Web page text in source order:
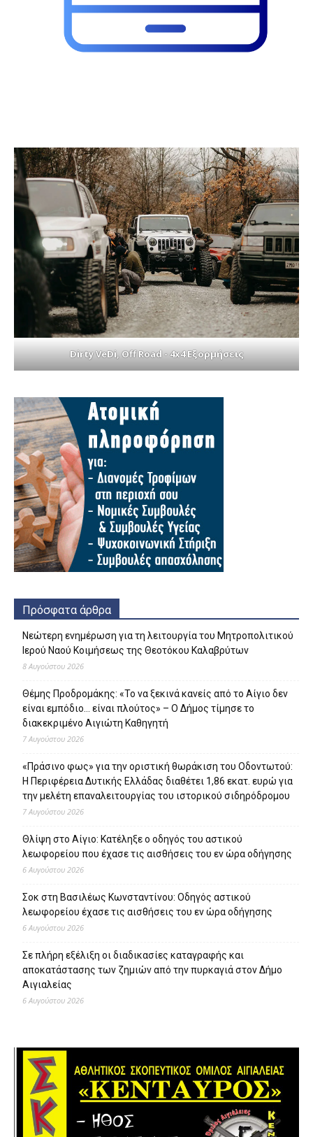
Dirty VeDi, Off Road - 4x4 Εξορμήσεις
Πρόσφατα άρθρα
Νεώτερη ενημέρωση για τη λειτουργία του Μητροπολιτικού
Ιερού Ναού Κοιμήσεως της Θεοτόκου Καλαβρύτων
8 Αυγούστου 2026
Θέμης Προδρομάκης: «Το να ξεκινά κανείς από το Αίγιο δεν
είναι εμπόδιο… είναι πλούτος» – O Δήμος τίμησε το
διακεκριμένο Αιγιώτη Καθηγητή
7 Αυγούστου 2026
«Πράσινο φως» για την οριστική θωράκιση του Οδοντωτού:
Η Περιφέρεια Δυτικής Ελλάδας διαθέτει 1,86 εκατ. ευρώ για
την μελέτη επαναλειτουργίας του ιστορικού σιδηρόδρομου
7 Αυγούστου 2026
Θλίψη στο Αίγιο: Κατέληξε ο οδηγός του αστικού
λεωφορείου που έχασε τις αισθήσεις του εν ώρα οδήγησης
6 Αυγούστου 2026
Σοκ στη Βασιλέως Κωνσταντίνου: Οδηγός αστικού
λεωφορείου έχασε τις αισθήσεις του εν ώρα οδήγησης
6 Αυγούστου 2026
Σε πλήρη εξέλιξη οι διαδικασίες καταγραφής και
αποκατάστασης των ζημιών από την πυρκαγιά στον Δήμο
Αιγιαλείας
6 Αυγούστου 2026